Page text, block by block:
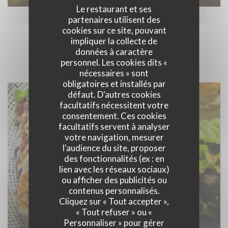
Le restaurant et ses
partenaires utilisent des
cookies sur ce site, pouvant
impliquer la collecte de
données à caractère
personnel. Les cookies dits «
nécessaires » sont
obligatoires et installés par
défaut. D'autres cookies
facultatifs nécessitent votre
consentement. Ces cookies
facultatifs servent à analyser
votre navigation, mesurer
l'audience du site, proposer
des fonctionnalités (ex : en
lien avec les réseaux sociaux)
ou afficher des publicités ou
contenus personnalisés.
Cliquez sur « Tout accepter »,
« Tout refuser » ou «
Personnaliser » pour gérer
CUISINE